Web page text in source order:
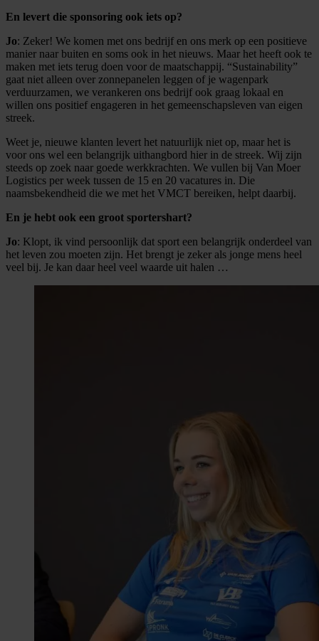
En levert die sponsoring ook iets op?
Jo: Zeker! We komen met ons bedrijf en ons merk op een positieve
manier naar buiten en soms ook in het nieuws. Maar het heeft ook te
maken met iets terug doen voor de maatschappij. “Sustainability”
gaat niet alleen over zonnepanelen leggen of je wagenpark
verduurzamen, we verankeren ons bedrijf ook graag lokaal en
willen ons positief engageren in het gemeenschapsleven van eigen
streek.
Weet je, nieuwe klanten levert het natuurlijk niet op, maar het is
voor ons wel een belangrijk uithangbord hier in de streek. Wij zijn
steeds op zoek naar goede werkkrachten. We vullen bij Van Moer
Logistics per week tussen de 15 en 20 vacatures in. Die
naamsbekendheid die we met het VMCT bereiken, helpt daarbij.
En je hebt ook een groot sportershart?
Jo: Klopt, ik vind persoonlijk dat sport een belangrijk onderdeel van
het leven zou moeten zijn. Het brengt je zeker als jonge mens heel
veel bij. Je kan daar heel veel waarde uit halen …